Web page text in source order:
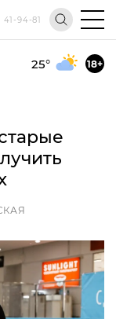
41-94-81
25° 18+